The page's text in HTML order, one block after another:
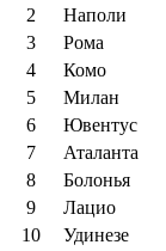
2
Наполи
3
Рома
4
Комо
5
Милан
6
Ювентус
7
Аталанта
8
Болонья
9
Лацио
10
Удинезе